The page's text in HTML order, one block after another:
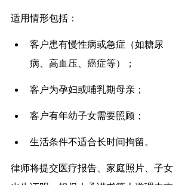
适用情形包括：
客户患有慢性病或急症（如糖尿
病、高血压、癌症等）；
客户为孕妇或哺乳期母亲；
客户有年幼子女需要照顾；
生活条件不适合长时间拘留。
律师将提交医疗报告、家庭照片、子女